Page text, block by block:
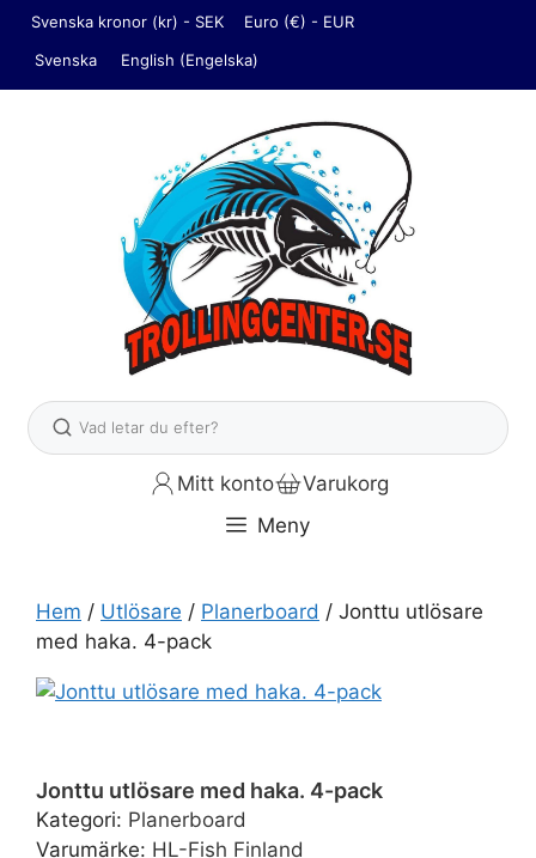
Hoppa
innehåll
Svenska kronor (kr) - SEK Euro (€) - EUR
Svenska English (Engelska)
Mitt konto
Varukorg
Meny
Hem / Utlösare / Planerboard / Jonttu utlösare
med haka. 4-pack
Jonttu utlösare med haka. 4-pack
Jonttu utlösare med haka. 4-pack mängd
Kategori: Planerboard
Varumärke: HL-Fish Finland